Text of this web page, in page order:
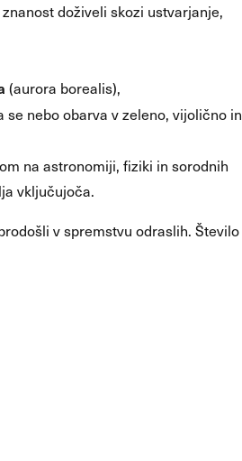
doživeli skozi ustvarjanje,
(aurora borealis),
se nebo obarva v zeleno, vijolično in
na astronomiji, fiziki in sorodnih
vključujoča.
v spremstvu odraslih. Število